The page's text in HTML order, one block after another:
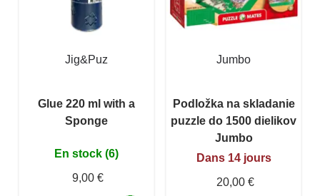
Jig&Puz
Glue 220 ml with a
Sponge
En stock (6)
9,00 €
Jumbo
Podložka na skladanie
puzzle do 1500 dielikov
Jumbo
Dans 14 jours
20,00 €